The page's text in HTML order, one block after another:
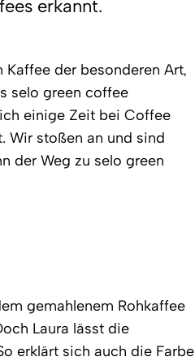
erkannt.
der besonderen Art,
selo green coffee
einige Zeit bei Coffee
Wir stoßen an und sind
der Weg zu selo green
gemahlenem Rohkaffee
Laura lässt die
erklärt sich auch die Farbe